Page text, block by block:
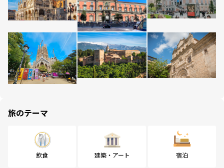
旅のテーマ
飲食 建築・アート 宿泊